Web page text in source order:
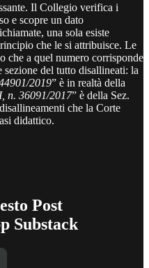
Il Collegio verifica i
e scopre un dato
una sola esiste
che le si attribuisce. Le
che a quel numero corrisponde
del tutto disallineati: la
2019” è in realtà della
n. 36091/2017” è della Sez.
che la Corte
didattico.
Post
Substack